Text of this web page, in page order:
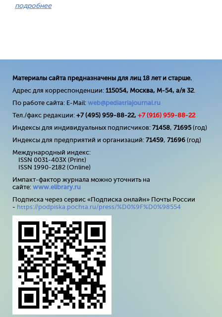
подробнее
Материалы сайта предназначены для лиц 18 лет и старше.
Адрес для корреспонденции: 115054, Москва, М-54, а/я 32.
По работе сайта: E-Mail: web@pediatriajournal.ru
Тел./факс редакции: +7 (495) 959-88-22, +7 (916) 959-88-22
Индексы для индивидуальных подписчиков: 71458, 71695(год)
Индексы для предприятий и организаций: 71459, 71696 (год)
Международный индекс:
ISSN 0031-403X (Print)
ISSN 1990-2182 (Online)
Импакт-фактор журнала можно уточнить на
сайте: www.elibrary.ru
Подписка через сервис «Подписка онлайн» Почты России
- https://podpiska.pochta.ru/press/%D0%9F%D0%98554